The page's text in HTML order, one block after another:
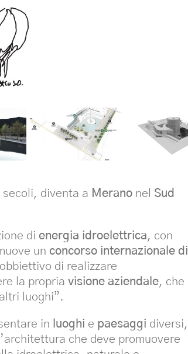
diventa a Merano nel Sud
di energia idroelettrica, con
un concorso internazionale di
di realizzare
la propria visione aziendale, che
luoghi”.
in luoghi e paesaggi diversi,
che deve promuovere